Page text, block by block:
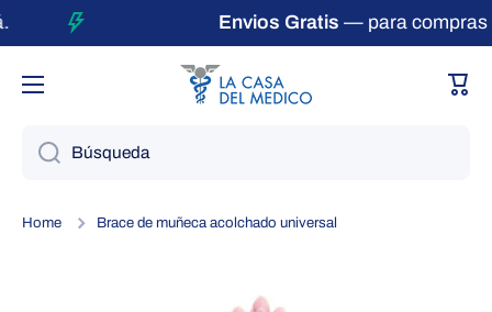
Ir directamente al contenidoEnvios Gratis— para compras
Búsqueda
Home Brace de muñeca acolchado universal